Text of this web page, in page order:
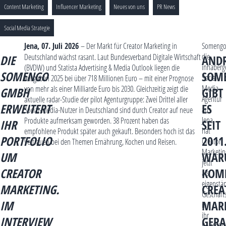
Content Marketing Influencer Marketing Neues von uns PR News
Social Media Strategie
DIE
SOMENGO
GMBH
ERWEITERT
IHR
PORTFOLIO
UM
CREATOR
MARKETING.
IM
INTERVIEW
Jena, 07. Juli 2026– Der Markt für Creator Marketing in
Deutschland wächst rasant. Laut Bundesverband Digitale Wirtschaft
(BVDW) und Statista Advertising & Media Outlook liegen die
Ausgaben 2025 bei über 718 Millionen Euro – mit einer Prognose
von mehr als einer Milliarde Euro bis 2030. Gleichzeitig zeigt die
aktuelle radar-Studie der pilot Agenturgruppe: Zwei Drittel aller
Social-Media-Nutzer in Deutschland sind durch Creator auf neue
Produkte aufmerksam geworden. 38 Prozent haben das
empfohlene Produkt später auch gekauft. Besonders hoch ist das
Vertrauen bei den Themen Ernährung, Kochen und Reisen.
die
Social-
Media-
Agentur
aus
Jena,
hat
Creator
jetzt
als
in
ihr
GIBT
ES
SEIT